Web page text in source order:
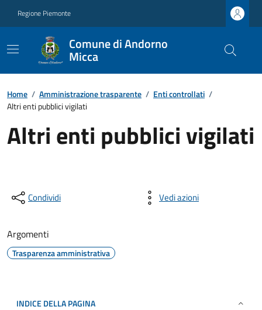
Regione Piemonte
Comune di Andorno
Micca
Home / Amministrazione trasparente / Enti controllati /
Altri enti pubblici vigilati
Altri enti pubblici vigilati
Condividi Vedi azioni
Argomenti
Trasparenza amministrativa
INDICE DELLA PAGINA